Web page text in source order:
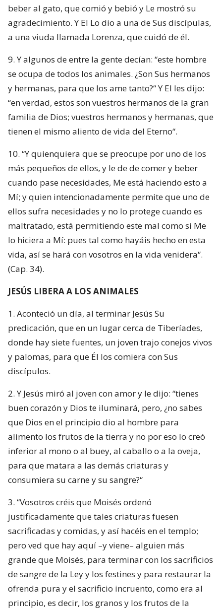
beber al gato, que comió y bebió y Le mostró su
agradecimiento. Y El Lo dio a una de Sus discípulas,
a una viuda llamada Lorenza, que cuidó de él.
9. Y algunos de entre la gente decían: “este hombre
se ocupa de todos los animales. ¿Son Sus hermanos
y hermanas, para que los ame tanto?“ Y El les dijo:
“en verdad, estos son vuestros hermanos de la gran
familia de Dios; vuestros hermanos y hermanas, que
tienen el mismo aliento de vida del Eterno“.
10. “Y quienquiera que se preocupe por uno de los
más pequeños de ellos, y le de de comer y beber
cuando pase necesidades, Me está haciendo esto a
Mí; y quien intencionadamente permite que uno de
ellos sufra necesidades y no lo protege cuando es
maltratado, está permitiendo este mal como si Me
lo hiciera a Mí: pues tal como hayáis hecho en esta
vida, así se hará con vosotros en la vida venidera“.
(Cap. 34).
JESÚS LIBERA A LOS ANIMALES
1. Aconteció un día, al terminar Jesús Su
predicación, que en un lugar cerca de Tibe­ríades,
donde hay siete fuentes, un joven trajo conejos vivos
y palomas, para que Él los comiera con Sus
discípulos.
2. Y Jesús miró al joven con amor y le dijo: “tienes
buen corazón y Dios te iluminará, pero, ¿no sabes
que Dios en el principio dio al hombre para
alimento los frutos de la tierra y no por eso lo creó
inferior al mono o al buey, al caballo o a la oveja,
para que matara a las demás criaturas y
consumiera su carne y su sangre?“
3. “Vosotros créis que Moisés ordenó
justificadamente que tales criaturas fuesen
sacrificadas y comidas, y así hacéis en el templo;
pero ved que hay aquí –y viene– alguien más
grande que Moisés, para terminar con los sacrificios
de sangre de la Ley y los festines y para restaurar la
ofrenda pura y el sacrificio incruento, como era al
principio, es decir, los granos y los frutos de la